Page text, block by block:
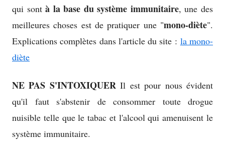
qui sontà la base du système immunitaire, une des
meilleures choses est de pratiquer une "mono-diète".
Explications complètes dans l'article du site : la mono-
diète
NE PAS S'INTOXIQUERIl est pour nous évident
qu'il faut s'abstenir de consommer toute drogue
nuisible telle que le tabac et l'alcool qui amenuisent le
système immunitaire.